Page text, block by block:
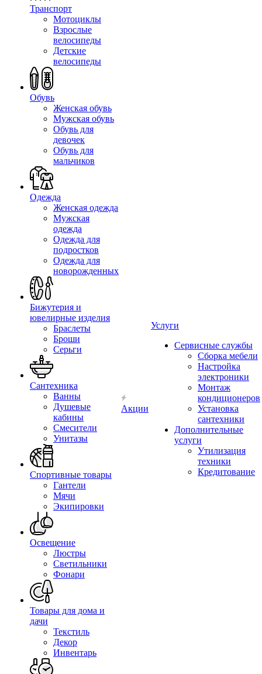
Транспорт
Мотоциклы
Взрослые
велосипеды
Детские
велосипеды
Обувь
Женская обувь
Мужская обувь
Обувь для
девочек
Обувь для
мальчиков
Одежда
Женская одежда
Мужская
одежда
Одежда для
подростков
Одежда для
новорожденных
Бижутерия и
ювелирные изделия
Браслеты
Броши
Серьги
Сантехника
Ванны
Душевые
кабины
Смесители
Унитазы
Спортивные товары
Гантели
Мячи
Экипировки
Освещение
Люстры
Светильники
Фонари
Товары для дома и
дачи
Текстиль
Декор
Инвентарь
Акции
Услуги
Сервисные службы
Сборка мебели
Настройка
электроники
Монтаж
кондиционеров
Установка
сантехники
Дополнительные
услуги
Утилизация
техники
Кредитование